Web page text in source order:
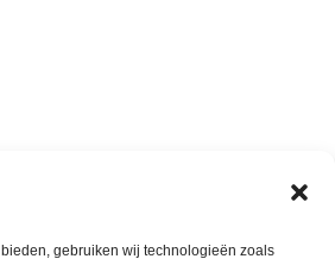
gebruiken wij technologieën zoals